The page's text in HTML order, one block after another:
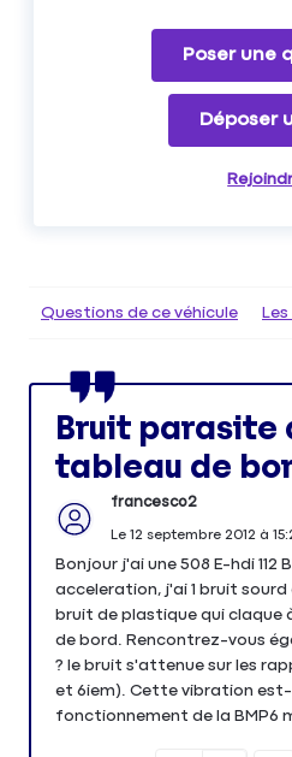
Poser une
Déposer
Questions de ce véhicule
Bruit parasite
tableau de
francesco2
Le 12 septembre 2012à
Bonjour j'ai une 508 E-hdi 112
acceleration, j'ai 1 bruit
bruit de plastique qui claque
de bord. Rencontrez-vous
? le bruit s'attenue sur les
et 6iem). Cette vibration est-
fonctionnement de la BMP6